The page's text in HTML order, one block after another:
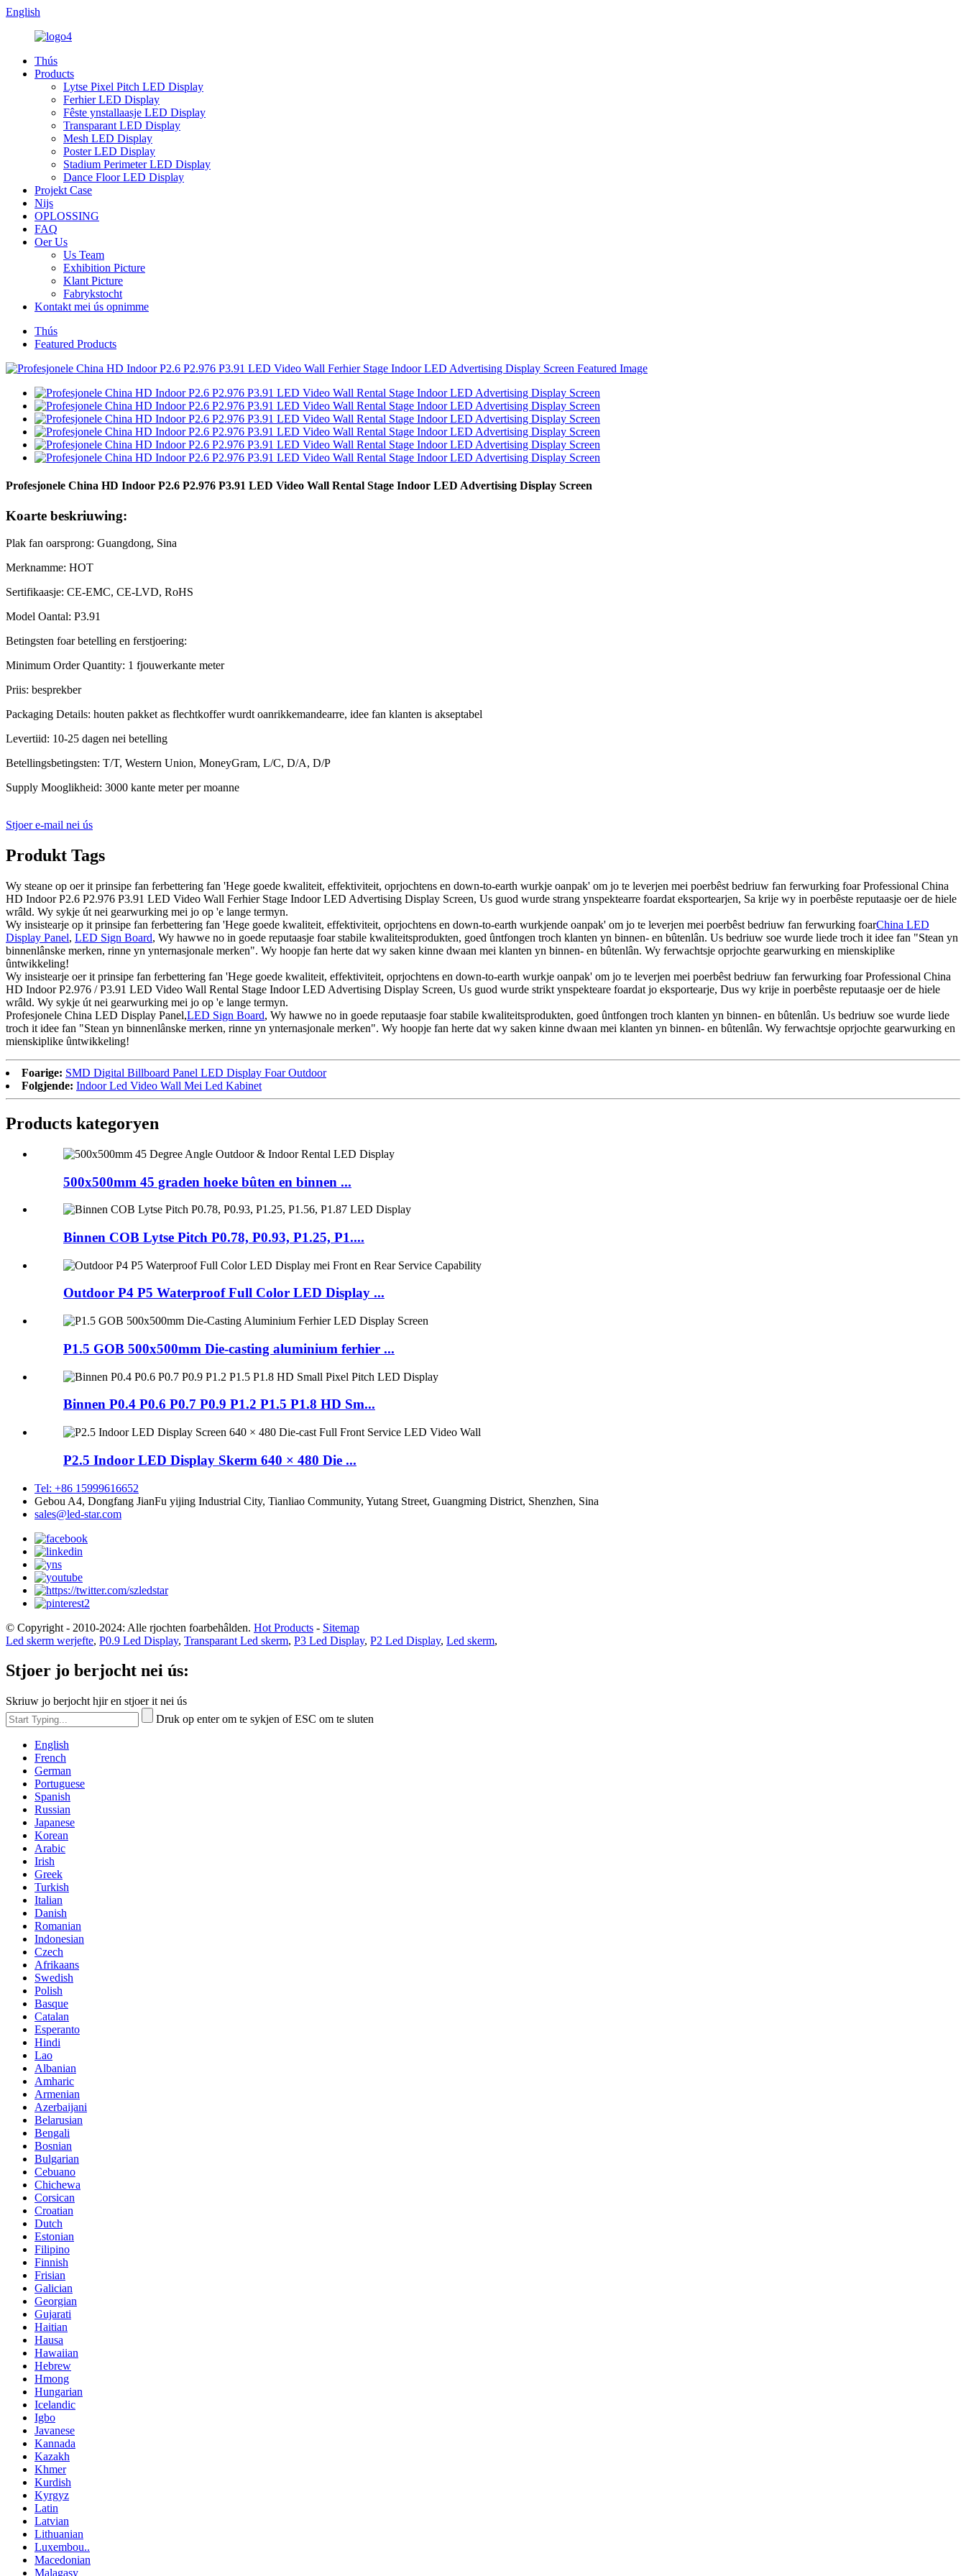
English
Thús
Products
Lytse Pixel Pitch LED Display
Ferhier LED Display
Fêste ynstallaasje LED Display
Transparant LED Display
Mesh LED Display
Poster LED Display
Stadium Perimeter LED Display
Dance Floor LED Display
Projekt Case
Nijs
OPLOSSING
FAQ
Oer Us
Us Team
Exhibition Picture
Klant Picture
Fabrykstocht
Kontakt mei ús opnimme
Thús
Featured Products
Profesjonele China HD Indoor P2.6 P2.976 P3.91 LED Video Wall Rental Stage Indoor LED Advertising Display Screen
Koarte beskriuwing:
Plak fan oarsprong: Guangdong, Sina
Merknamme: HOT
Sertifikaasje: CE-EMC, CE-LVD, RoHS
Model Oantal: P3.91
Betingsten foar betelling en ferstjoering:
Minimum Order Quantity: 1 fjouwerkante meter
Priis: besprekber
Packaging Details: houten pakket as flechtkoffer wurdt oanrikkemandearre, idee fan klanten is akseptabel
Levertiid: 10-25 dagen nei betelling
Betellingsbetingsten: T/T, Western Union, MoneyGram, L/C, D/A, D/P
Supply Mooglikheid: 3000 kante meter per moanne
Stjoer e-mail nei ús
Produkt Tags
Wy steane op oer it prinsipe fan ferbettering fan 'Hege goede kwaliteit, effektiviteit, oprjochtens en down-to-earth wurkje oanpak' om jo te leverjen mei poerbêst bedriuw fan ferwurking foar Professional China
HD Indoor P2.6 P2.976 P3.91 LED Video Wall Ferhier Stage Indoor LED Advertising Display Screen, Us guod wurde strang ynspektearre foardat eksportearjen, Sa krije wy in poerbêste reputaasje oer de hiele
wrâld. Wy sykje út nei gearwurking mei jo op 'e lange termyn.
Wy insistearje op it prinsipe fan ferbettering fan 'Hege goede kwaliteit, effektiviteit, oprjochtens en down-to-earth wurkjende oanpak' om jo te leverjen mei poerbêst bedriuw fan ferwurking foarChina LED
Display Panel, LED Sign Board, Wy hawwe no in goede reputaasje foar stabile kwaliteitsprodukten, goed ûntfongen troch klanten yn binnen- en bûtenlân. Us bedriuw soe wurde liede troch it idee fan "Stean yn
binnenlânske merken, rinne yn ynternasjonale merken". Wy hoopje fan herte dat wy saken kinne dwaan mei klanten yn binnen- en bûtenlân. Wy ferwachtsje oprjochte gearwurking en mienskiplike
ûntwikkeling!
Wy insistearje oer it prinsipe fan ferbettering fan 'Hege goede kwaliteit, effektiviteit, oprjochtens en down-to-earth wurkje oanpak' om jo te leverjen mei poerbêst bedriuw fan ferwurking foar Professional China
HD Indoor P2.976 / P3.91 LED Video Wall Rental Stage Indoor LED Advertising Display Screen, Us guod wurde strikt ynspekteare foardat jo eksportearje, Dus wy krije in poerbêste reputaasje oer de hiele
wrâld. Wy sykje út nei gearwurking mei jo op 'e lange termyn.
Profesjonele China LED Display Panel,LED Sign Board, Wy hawwe no in goede reputaasje foar stabile kwaliteitsprodukten, goed ûntfongen troch klanten yn binnen- en bûtenlân. Us bedriuw soe wurde liede
troch it idee fan "Stean yn binnenlânske merken, rinne yn ynternasjonale merken". Wy hoopje fan herte dat wy saken kinne dwaan mei klanten yn binnen- en bûtenlân. Wy ferwachtsje oprjochte gearwurking en
mienskiplike ûntwikkeling!
Foarige: SMD Digital Billboard Panel LED Display Foar Outdoor
Folgjende: Indoor Led Video Wall Mei Led Kabinet
Products kategoryen
500x500mm 45 graden hoeke bûten en binnen ...
Binnen COB Lytse Pitch P0.78, P0.93, P1.25, P1....
Outdoor P4 P5 Waterproof Full Color LED Display ...
P1.5 GOB 500x500mm Die-casting aluminium ferhier ...
Binnen P0.4 P0.6 P0.7 P0.9 P1.2 P1.5 P1.8 HD Sm...
P2.5 Indoor LED Display Skerm 640 × 480 Die ...
Tel: +86 15999616652
Gebou A4, Dongfang JianFu yijing Industrial City, Tianliao Community, Yutang Street, Guangming District, Shenzhen, Sina
sales@led-star.com
© Copyright - 2010-2024: Alle rjochten foarbehâlden. Hot Products - Sitemap
Led skerm werjefte, P0.9 Led Display, Transparant Led skerm, P3 Led Display, P2 Led Display, Led skerm,
Stjoer jo berjocht nei ús:
Skriuw jo berjocht hjir en stjoer it nei ús
Druk op enter om te sykjen of ESC om te sluten
English
French
German
Portuguese
Spanish
Russian
Japanese
Korean
Arabic
Irish
Greek
Turkish
Italian
Danish
Romanian
Indonesian
Czech
Afrikaans
Swedish
Polish
Basque
Catalan
Esperanto
Hindi
Lao
Albanian
Amharic
Armenian
Azerbaijani
Belarusian
Bengali
Bosnian
Bulgarian
Cebuano
Chichewa
Corsican
Croatian
Dutch
Estonian
Filipino
Finnish
Frisian
Galician
Georgian
Gujarati
Haitian
Hausa
Hawaiian
Hebrew
Hmong
Hungarian
Icelandic
Igbo
Javanese
Kannada
Kazakh
Khmer
Kurdish
Kyrgyz
Latin
Latvian
Lithuanian
Luxembou..
Macedonian
Malagasy